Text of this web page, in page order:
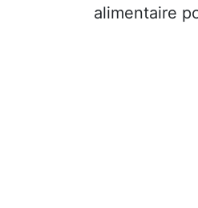
alimentaire